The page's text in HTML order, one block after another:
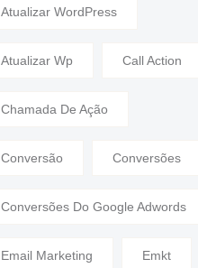
Atualizar WordPress
Atualizar Wp Call Action
Chamada De Ação
Conversão Conversões
Conversões Do Google Adwords
Email Marketing Emkt